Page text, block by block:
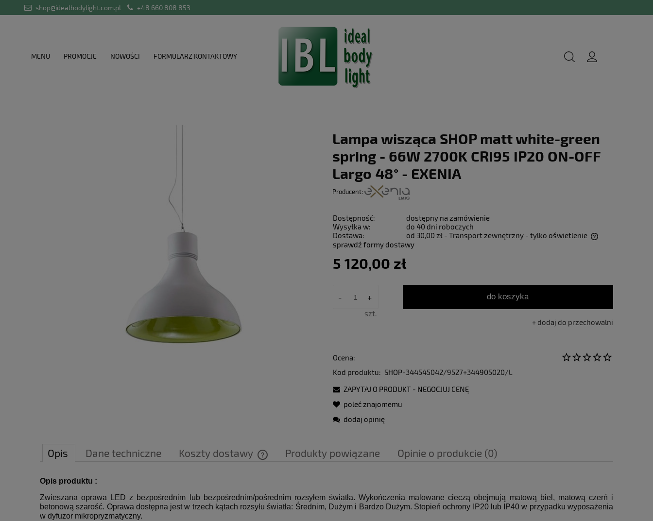
shop@idealbodylight.com.pl +48 660 808 853
MENU PROMOCJE NOWOŚCI FORMULARZ KONTAKTOWY
Lampa wisząca SHOP matt white-green
spring - 66W 2700K CRI95 IP20 ON-OFF
Largo 48° - EXENIA
Producent:
Dostępność:
dostępny na zamówienie
Wysyłka w:
do 40 dni roboczych
Dostawa:
od 30,00 zł - Transport zewnętrzny - tylko oświetlenie
sprawdź formy dostawy
5 120,00 zł
- +
szt.
do koszyka
dodaj do przechowalni
Ocena:
Kod produktu: SHOP-344545042/9527+344905020/L
ZAPYTAJ O PRODUKT - NEGOCJUJ CENĘ
poleć znajomemu
dodaj opinię
Opis Dane techniczne Koszty dostawy Produkty powiązane Opinie o produkcie (0)
Opis produktu :
Zwieszana oprawa LED z bezpośrednim lub bezpośrednim/pośrednim rozsyłem światła. Wykończenia malowane cieczą obejmują matową biel, matową czerń i
betonową szarość. Oprawa dostępna jest w trzech kątach rozsyłu światła: Średnim, Dużym i Bardzo Dużym. Stopień ochrony IP20 lub IP40 w przypadku wyposażenia
w dyfuzor mikropryzmatyczny.